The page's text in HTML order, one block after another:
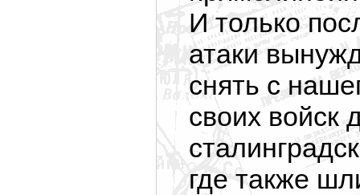
И только
атаки
снять с
своих войск
где также